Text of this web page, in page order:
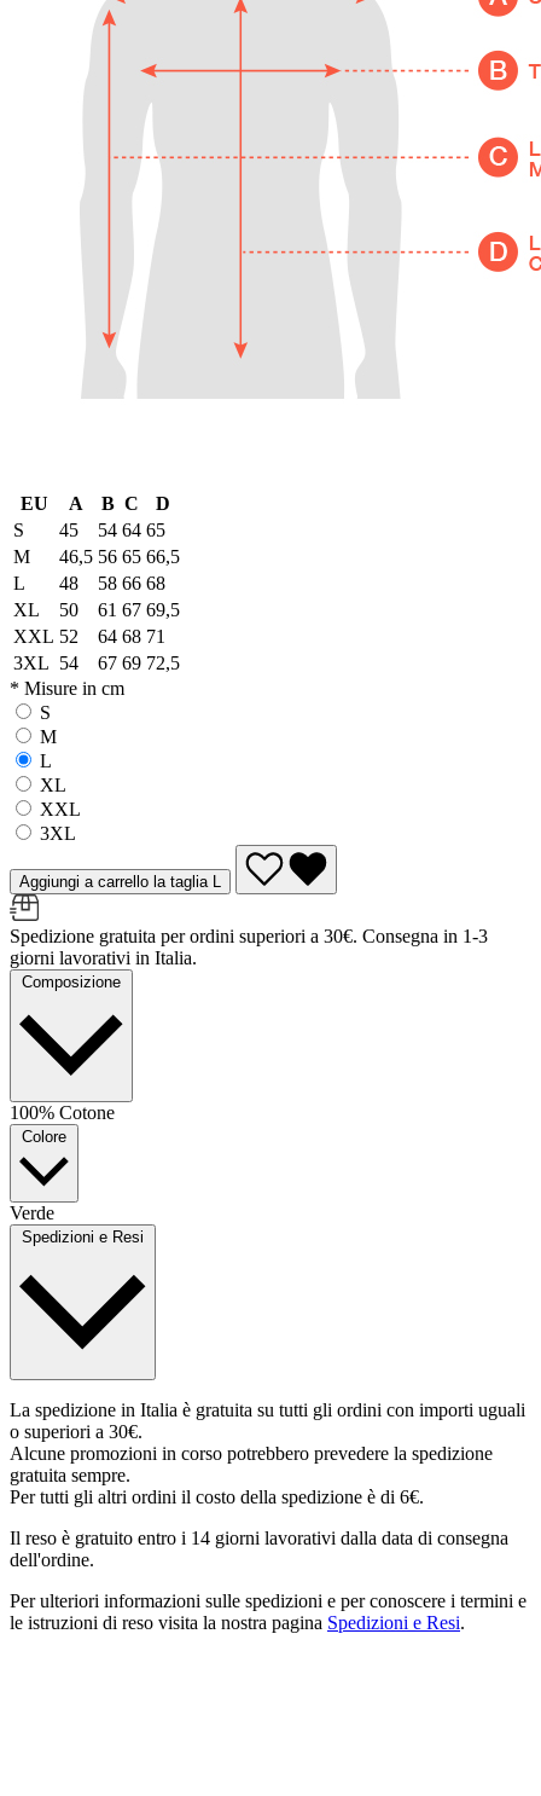
EU A B C
D
S
45 54 64 65
M
46,5 56 65 66,5
L
48 58 66 68
XL
50 61 67 69,5
XXL 52 64 68 71
3XL 54 67 69 72,5
* Misure in cm
S
M
L
XL
XXL
3XL
Aggiungi a carrello la taglia L
Spedizione gratuita per ordini superiori a 30€. Consegna in 1-3
giorni lavorativi in Italia.
Composizione
100% Cotone
Colore
Verde
Spedizioni e Resi
La spedizione in Italia è gratuita su tutti gli ordini con importi uguali
o superiori a 30€.
Alcune promozioni in corso potrebbero prevedere la spedizione
gratuita sempre.
Per tutti gli altri ordini il costo della spedizione è di 6€.
Il reso è gratuito entro i 14 giorni lavorativi dalla data di consegna
dell'ordine.
Per ulteriori informazioni sulle spedizioni e per conoscere i termini e
le istruzioni di reso visita la nostra pagina Spedizioni e Resi.